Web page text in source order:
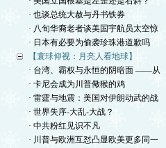
· 也谈总统大赦与丹书铁券
· 八旬华裔老者谈美国宇航员太空惊
· 日本有必要为偷袭珍珠港道歉吗
【寰球仰视：月亮人看地球】
· 台湾、霸权与永恒的阴暗面 ——从
· 卡尼会成为川普儆猴的鸡
· 雷霆与地震：美国对伊朗动武的战
· 世界失序-大乱-大战？
· 中共粉红见识不凡
· 川普与欧洲互怼凸显欧美更多同一